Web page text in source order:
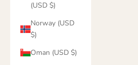
(USD $)
Norway (USD
$)
Oman (USD $)